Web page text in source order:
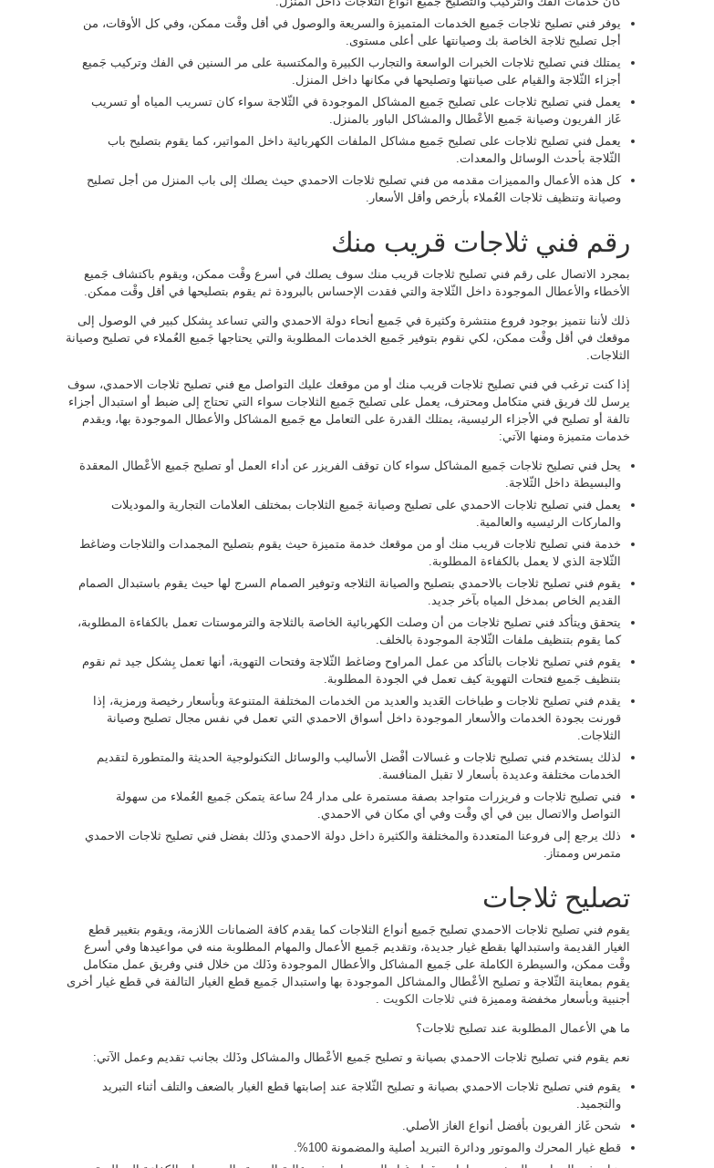
يوفر فني تصليح ثلاجات جَميع الخدمات المتميزة والسريعة والوصول في أقل وقْت ممكن، وفي كل الأوقات، من
أجل تصليح ثلاجة الخاصة بك وصيانتها على أعلى مستوى.
يمتلك فني تصليح ثلاجات الخبرات الواسعة والتجارب الكبيرة والمكتسبة على مر السنين في الفك وتركيب جَميع
أجزاء الثّلاجة والقيام على صيانتها وتصليحها في مكانها داخل المنزل.
يعمل فني تصليح ثلاجات على تصليح جَميع المشاكل الموجودة في الثّلاجة سواء كان تسريب المياه أو تسريب
غَاز الفريون وصيانة جَميع الأعْطال والمشاكل الباور بالمنزل.
يعمل فني تصليح ثلاجات على تصليح جَميع مشاكل الملفات الكهربائية داخل المواتير، كما يقوم بتصليح باب
الثّلاجة بأحدث الوسائل والمعدات.
كل هذه الأعمال والمميزات مقدمه من فني تصليح ثلاجات الاحمدي حيث يصلك إلى باب المنزل من أجل تصليح
وصيانة وتنظيف ثلاجات العُملاء بأرخص وأقل الأسعار.
رقم فني ثلاجات قريب منك
بمجرد الاتصال على رقم فني تصليح ثلاجات قريب منك سوف يصلك في أسرع وقْت ممكن، ويقوم باكتشاف جَميع
الأخطاء والأعطال الموجودة داخل الثّلاجة والتي فقدت الإحساس بالبرودة ثم يقوم بتصليحها في أقل وقْت ممكن.
ذلك لأننا نتميز بوجود فروع منتشرة وكثيرة في جَميع أنحاء دولة الاحمدي والتي تساعد بِشكل كبير في الوصول إلى
موقعك في أقل وقْت ممكن، لكي نقوم بتوفير جَميع الخدمات المطلوبة والتي يحتاجها جَميع العُملاء في تصليح وصيانة
الثلاجات.
إذا كنت ترغب في فني تصليح ثلاجات قريب منك أو من موقعك عليك التواصل مع فني تصليح ثلاجات الاحمدي، سوف
يرسل لك فريق فني متكامل ومحترف، يعمل على تصليح جَميع الثلاجات سواء التي تحتاج إلى ضبط أو استبدال أجزاء
تالفة أو تصليح في الأجزاء الرئيسية، يمتلك القدرة على التعامل مع جَميع المشاكل والأعطال الموجودة بها، ويقدم
خدمات متميزة ومنها الآتي:
يحل فني تصليح ثلاجات جَميع المشاكل سواء كان توقف الفريزر عن أداء العمل أو تصليح جَميع الأعْطال المعقدة
والبسيطة داخل الثّلاجة.
يعمل فني تصليح ثلاجات الاحمدي على تصليح وصيانة جَميع الثلاجات بمختلف العلامات التجارية والموديلات
والماركات الرئيسيه والعالمية.
خدمة فني تصليح ثلاجات قريب منك أو من موقعك خدمة متميزة حيث يقوم بتصليح المجمدات والثلاجات وضاغط
الثّلاجة الذي لا يعمل بالكفاءة المطلوبة.
يقوم فني تصليح ثلاجات بالاحمدي بتصليح والصيانة الثلاجه وتوفير الصمام السرج لها حيث يقوم باستبدال الصمام
القديم الخاص بمدخل المياه بآخر جديد.
يتحقق ويتأكد فني تصليح ثلاجات من أن وصلت الكهربائية الخاصة بالثلاجة والترموستات تعمل بالكفاءة المطلوبة،
كما يقوم بتنظيف ملفات الثّلاجة الموجودة بالخلف.
يقوم فني تصليح ثلاجات بالتأكد من عمل المراوح وضاغط الثّلاجة وفتحات التهوية، أنها تعمل بِشكل جيد ثم نقوم
بتنظيف جَميع فتحات التهوية كيف تعمل في الجودة المطلوبة.
يقدم فني تصليح ثلاجات و طباخات العَديد والعديد من الخدمات المختلفة المتنوعة وبأسعار رخيصة ورمزية، إذا
قورنت بجودة الخدمات والأسعار الموجودة داخل أسواق الاحمدي التي تعمل في نفس مجال تصليح وصيانة
الثلاجات.
لذلك يستخدم فني تصليح ثلاجات و غسالات أفْضل الأساليب والوسائل التكنولوجية الحديثة والمتطورة لتقديم
الخدمات مختلفة وعديدة بأسعار لا تقبل المنافسة.
فني تصليح ثلاجات و فريزرات متواجد بصفة مستمرة على مدار 24 ساعة يتمكن جَميع العُملاء من سهولة
التواصل والاتصال بين في أي وقْت وفي أي مكان في الاحمدي.
ذلك يرجع إلى فروعنا المتعددة والمختلفة والكثيرة داخل دولة الاحمدي وذَلك بفضل فني تصليح ثلاجات الاحمدي
متمرس وممتاز.
تصليح ثلاجات
يقوم فني تصليح ثلاجات الاحمدي تصليح جَميع أنواع الثلاجات كما يقدم كافة الضمانات اللازمة، ويقوم بتغيير قطع
الغيار القديمة واستبدالها بقطع غيار جديدة، وتقديم جَميع الأعمال والمهام المطلوبة منه في مواعيدها وفي أسرع
وقْت ممكن، والسيطرة الكاملة على جَميع المشاكل والأعطال الموجودة وذَلك من خلال فني وفريق عمل متكامل
يقوم بمعاينة الثّلاجة و تصليح الأعْطال والمشاكل الموجودة بها واستبدال جَميع قطع الغيار التالفة في قطع غيار أخرى
أجنبية وبأسعار مخفضة ومميزة فني ثلاجات الكويت .
ما هي الأعمال المطلوبة عند تصليح ثلاجات؟
نعم يقوم فني تصليح ثلاجات الاحمدي بصيانة و تصليح جَميع الأعْطال والمشاكل وذَلك بجانب تقديم وعمل الآتي:
يقوم فني تصليح ثلاجات الاحمدي بصيانة و تصليح الثّلاجة عند إصابتها قطع الغيار بالضعف والتلف أثناء التبريد
والتجميد.
شحن غَاز الفريون بأفضل أنواع الغاز الأصلي.
قطع غيار المحرك والموتور ودائرة التبريد أصلية والمضمونة 100%.